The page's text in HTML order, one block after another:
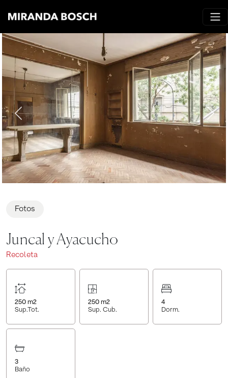
Fotos
Juncal y Ayacucho
Recoleta
250 m2
Sup.Tot.
250 m2
Sup. Cub.
4
Dorm.
3
Baño